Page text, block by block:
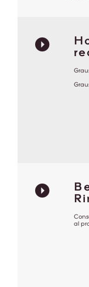
al